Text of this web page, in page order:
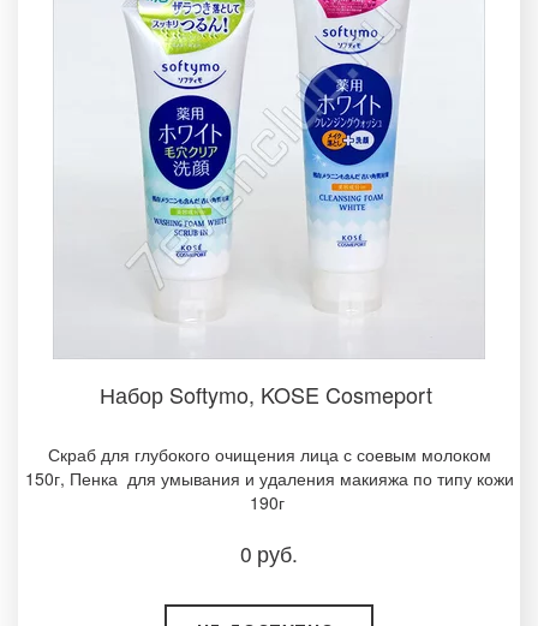
Набор Softymo, KOSE Cosmeport
Скраб для глубокого очищения лица с соевым молоком
150г, Пенка для умывания и удаления макияжа по типу кожи
190г ­
0 руб.